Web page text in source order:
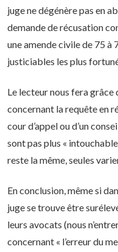
juge ne dégénère pas en
demande de récusation
une amende civile de 75 à
justiciables les plus
Le lecteur nous fera
concernant la requête en
cour d’appel ou d’un
sont pas plus «
reste la même, seules
En conclusion, même si
juge se trouve être
leurs avocats (nous
concernant « l’erreur du